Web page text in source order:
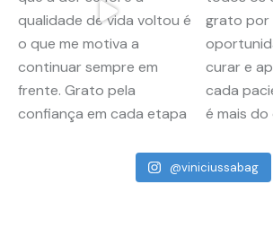
@viniciussabag